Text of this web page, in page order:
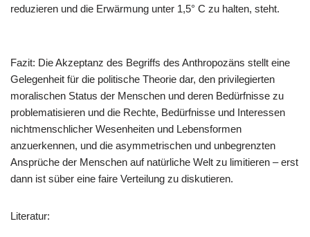
reduzieren und die Erwärmung unter 1,5° C zu halten, steht.
Fazit: Die Akzeptanz des Begriffs des Anthropozäns stellt eine
Gelegenheit für die politische Theorie dar, den privilegierten
moralischen Status der Menschen und deren Bedürfnisse zu
problematisieren und die Rechte, Bedürfnisse und Interessen
nichtmenschlicher Wesenheiten und Lebensformen
anzuerkennen, und die asymmetrischen und unbegrenzten
Ansprüche der Menschen auf natürliche Welt zu limitieren – erst
dann ist süber eine faire Verteilung zu diskutieren.
Literatur: